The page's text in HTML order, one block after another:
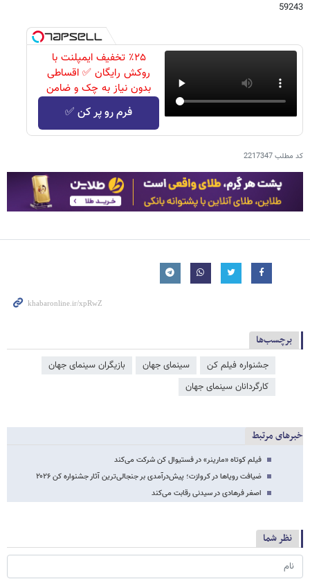
59243
٪۲۵ تخفیف ایمپلنت با
روکش رایگان ✅ اقساطی
بدون نیاز به چک و ضامن
فرم رو پر کن ✅
کد مطلب2217347
برچسب‌ها
جشنواره فیلم کن سینمای جهان
بازیگران سینمای جهان
کارگردانان سینمای جهان
خبرهای مرتبط
فیلم کوتاه «مارینر» در فستیوال کن شرکت می‌کند
ضیافت رویاها در کروازت؛ پیش‌درآمدی بر جنجالی‌ترین آثار جشنواره کن ۲۰۲۶
اصغر فرهادی در سیدنی رقابت می‌کند
نظر شما